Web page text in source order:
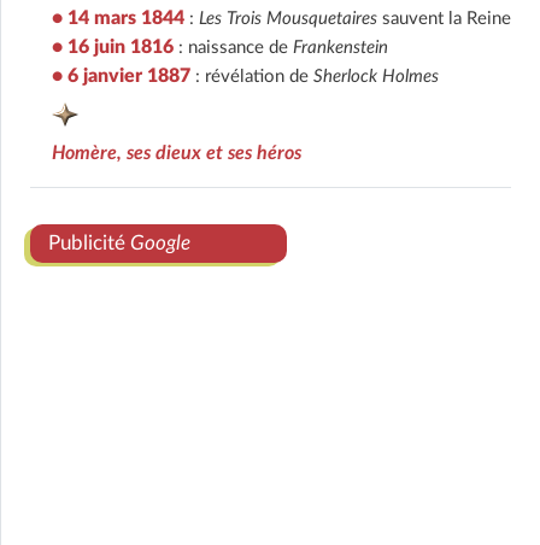
• 14 mars 1844 : Les Trois Mousquetaires sauvent la Reine
• 16 juin 1816 : naissance de Frankenstein
• 6 janvier 1887 : révélation de Sherlock Holmes
Homère, ses dieux et ses héros
Publicité Google